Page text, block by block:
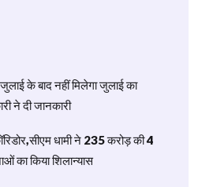
के बाद नहीं मिलेगा जुलाई का
ने दी जानकारी
धामी ने 235 करोड़ की 4
का किया शिलान्यास